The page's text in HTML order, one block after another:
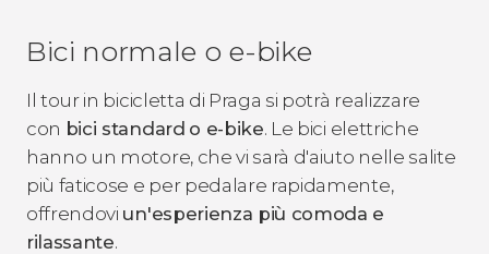
Bici normale o e-bike
Il tour in bicicletta di Praga si potrà realizzare
con bici standard o e-bike. Le bici elettriche
hanno un motore, che vi sarà d'aiuto nelle salite
più faticose e per pedalare rapidamente,
offrendovi un'esperienza più comoda e
rilassante.